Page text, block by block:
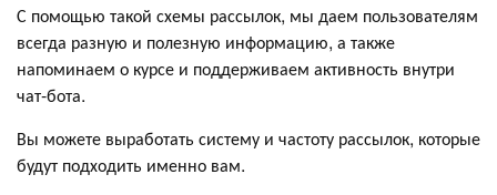
С помощью такой схемы рассылок, мы даем пользователям
всегда разную и полезную информацию, а также
напоминаем о курсе и поддерживаем активность внутри
чат-бота.
Вы можете выработать систему и частоту рассылок, которые
будут подходить именно вам.